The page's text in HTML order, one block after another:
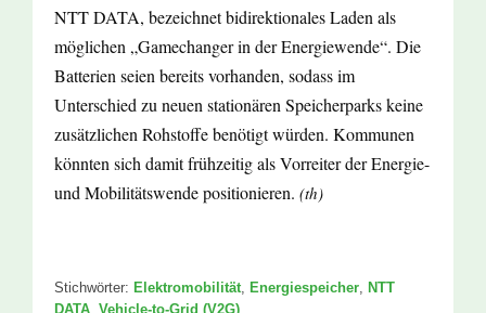
NTT DATA, bezeichnet bidirektionales Laden als
möglichen „Gamechanger in der Energiewende“. Die
Batterien seien bereits vorhanden, sodass im
Unterschied zu neuen stationären Speicherparks keine
zusätzlichen Rohstoffe benötigt würden. Kommunen
könnten sich damit frühzeitig als Vorreiter der Energie-
und Mobilitätswende positionieren. (th)
Stichwörter: Elektromobilität Energiespeicher NTT
DATA Vehicle-to-Grid (V2G)